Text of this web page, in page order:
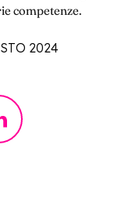
competenze.
2024